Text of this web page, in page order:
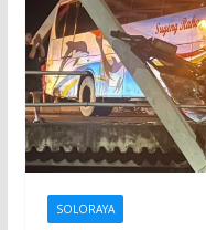
SOLORAYA